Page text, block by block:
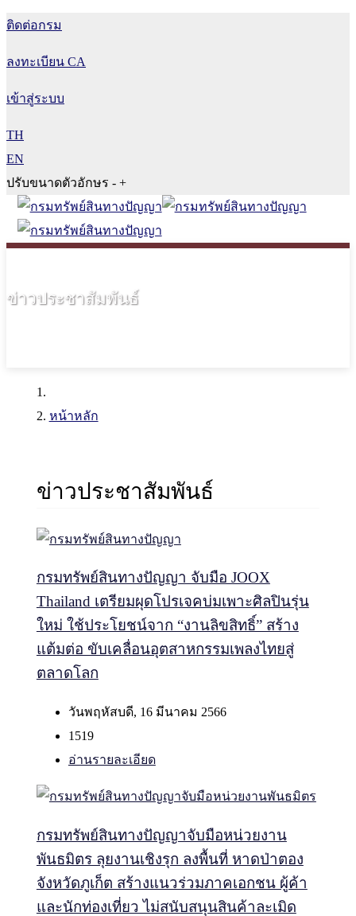
ติดต่อกรม
ลงทะเบียน CA
เข้าสู่ระบบ
TH
EN
ปรับขนาดตัวอักษร - +
ข่าวประชาสัมพันธ์
หน้าหลัก
ข่าวประชาสัมพันธ์
กรมทรัพย์สินทางปัญญา จับมือ JOOX
Thailand เตรียมผุดโปรเจคบ่มเพาะศิลปินรุ่น
ใหม่ ใช้ประโยชน์จาก “งานลิขสิทธิ์” สร้าง
แต้มต่อ ขับเคลื่อนอุตสาหกรรมเพลงไทยสู่
ตลาดโลก
วันพฤหัสบดี, 16 มีนาคม 2566
1519
อ่านรายละเอียด
กรมทรัพย์สินทางปัญญาจับมือหน่วยงาน
พันธมิตร ลุยงานเชิงรุก ลงพื้นที่ หาดป่าตอง
จังหวัดภูเก็ต สร้างแนวร่วมภาคเอกชน ผู้ค้า
และนักท่องเที่ยว ไม่สนับสนุนสินค้าละเมิด